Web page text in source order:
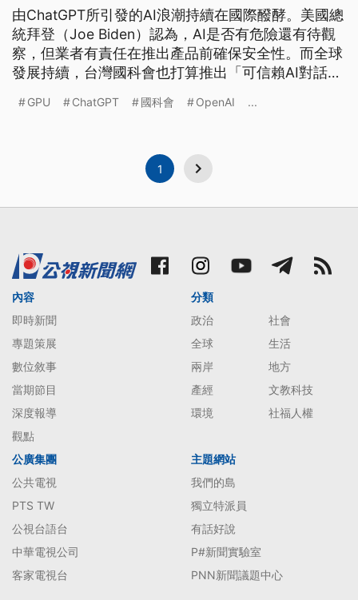
由ChatGPT所引發的AI浪潮持續在國際醱酵。美國總
統拜登（Joe Biden）認為，AI是否有危險還有待觀
察，但業者有責任在推出產品前確保安全性。而全球
發展持續，台灣國科會也打算推出「可信賴AI對話引
號將在近期招標，至於GPU架構的台灣杉5號目前還
GPU ChatGPT 國科會 OpenAI ...
1
內容
即時新聞
專題策展
數位敘事
當期節目
深度報導
觀點
分類
政治
社會
全球
生活
兩岸
地方
產經
文教科技
環境
社福人權
公廣集團
公共電視
PTS TW
公視台語台
中華電視公司
客家電視台
主題網站
我們的島
獨立特派員
有話好說
P#新聞實驗室
PNN新聞議題中心